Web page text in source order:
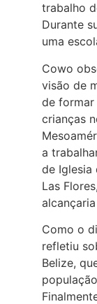
trabalho
Durante
uma
Cowo
visão de
de formar
crianças
a
de Iglesia
Las
Como o
refletiu
Belize,